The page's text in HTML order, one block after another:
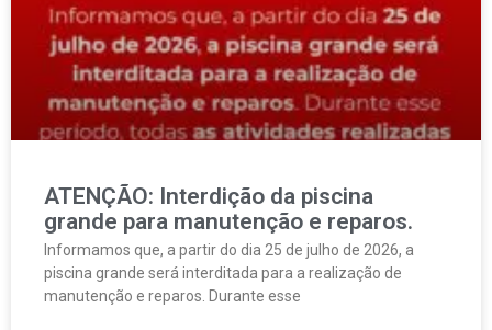
ATENÇÃO: Interdição da piscina
grande para manutenção e reparos.
Informamos que, a partir do dia 25 de julho de 2026, a
piscina grande será interditada para a realização de
manutenção e reparos. Durante esse